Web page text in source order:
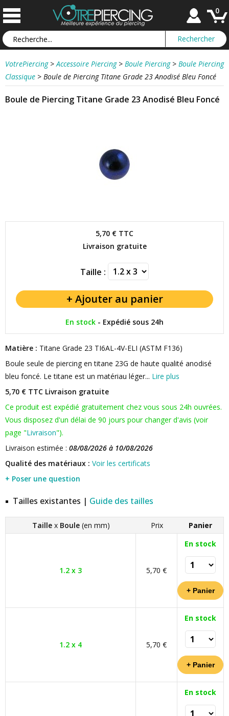
0
VotrePiercing > Accessoire Piercing > Boule Piercing > Boule Piercing
Classique > Boule de Piercing Titane Grade 23 Anodisé Bleu Foncé
Boule de Piercing Titane Grade 23 Anodisé Bleu Foncé
5,70 € TTC
Livraison gratuite
Taille :
En stock - Expédié sous 24h
Matière : Titane Grade 23 TI6AL-4V-ELI (ASTM F136)
Boule seule de piercing en titane 23G de haute qualité anodisé
bleu foncé. Le titane est un matériau léger... Lire plus
5,70 € TTC Livraison gratuite
Ce produit est expédié gratuitement chez vous sous 24h ouvrées.
Vous disposez d'un délai de 90 jours pour changer d'avis (voir
page "Livraison").
Livraison estimée : 08/08/2026 à 10/08/2026
Qualité des matériaux : Voir les certificats
+ Poser une question
Tailles existantes | Guide des tailles
Taille x Boule (en mm) Prix Panier
1.2 x 3 5,70 €
En stock
1.2 x 4 5,70 €
En stock
En stock